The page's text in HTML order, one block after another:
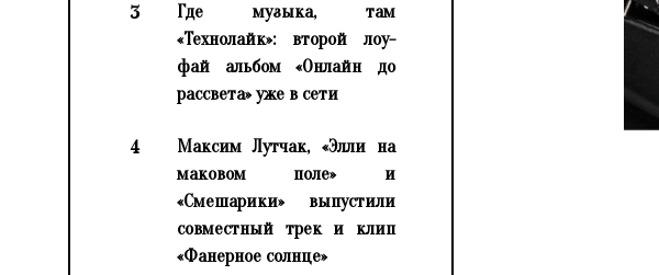
3
Где музыка, там
«Технолайк»: второй лоу-
фай альбом «Онлайн до
рассвета» уже в сети
4
Максим Лутчак, «Элли на
маковом поле» и
«Смешарики» выпустили
совместный трек и клип
«Фанерное солнце»